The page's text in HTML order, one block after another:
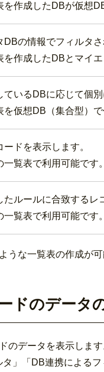
を作成したDBが仮想
DBの情報でフィルタ
を作成したDBとマイ
ているDBに応じて個
を仮想DB（集合型）
ードを表示します。
一覧表で利用可能です。
たルールに合致するレ
一覧表で利用可能です。
うな一覧表の作成が可
ドのデータ
のデータを表示します
」「DB連携による